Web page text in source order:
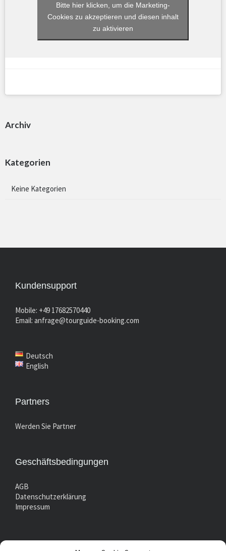
Bitte hier klicken, um die Marketing-
Cookies zu akzeptieren und diesen inhalt
zu aktivieren
Archiv
Kategorien
Keine Kategorien
Kundensupport
Mobile: +49 17682570440
Email: anfrage@tourguide-booking.com
Deutsch
English
Partners
Werden Sie Partner
Geschäftsbedingungen
AGB
Datenschutzerklärung
Impressum